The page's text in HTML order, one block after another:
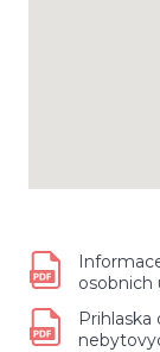
osobnich